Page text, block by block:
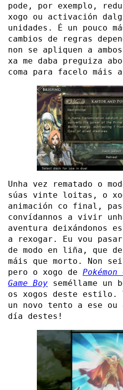
pode, por exemplo,
xogo ou activación
unidades. É un pouco
cambios de regras
non se apliquen a
xa me daba preguiza
coma para facelo máis
Unha vez rematado o
súas vinte loitas, o
animación co final,
convídannos a vivir
aventura deixándonos
a rexogar. Eu vou
de modo en liña, que
máis que morto. Non
pero o xogo de Pokémon
Game Boy seméllame un
os xogos deste estilo.
un novo tento a ese ou
día destes!